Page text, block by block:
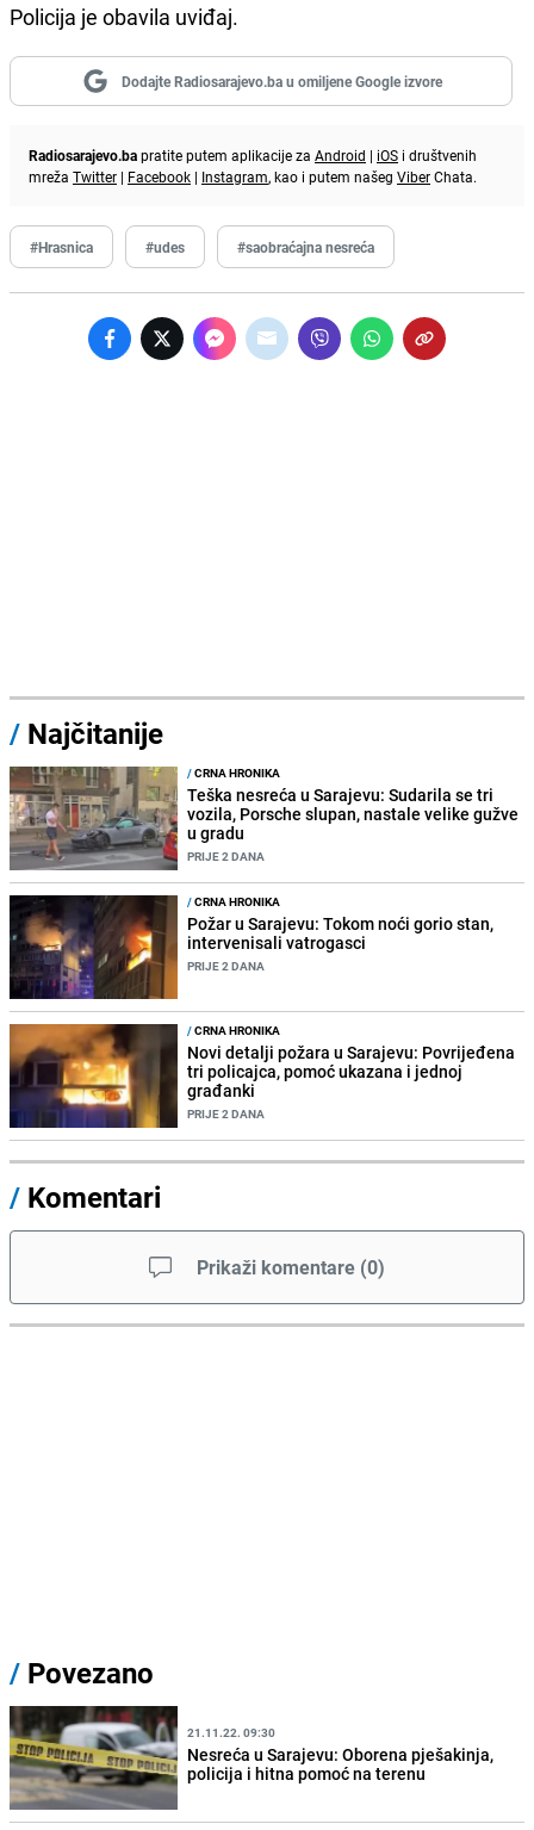
Policija je obavila uviđaj.
Dodajte Radiosarajevo.ba u omiljene Google izvore
Radiosarajevo.bapratite putem aplikacije za Android | iOS i društvenih
mreža Twitter | Facebook | Instagram, kao i putem našeg ViberChata.
#Hrasnica #udes #saobraćajna nesreća
/ Najčitanije
/CRNA HRONIKA
Teška nesreća u Sarajevu: Sudarila se tri
vozila, Porsche slupan, nastale velike gužve
u gradu
PRIJE 2 DANA
/CRNA HRONIKA
Požar u Sarajevu: Tokom noći gorio stan,
intervenisali vatrogasci
PRIJE 2 DANA
/CRNA HRONIKA
Novi detalji požara u Sarajevu: Povrijeđena
tri policajca, pomoć ukazana i jednoj
građanki
PRIJE 2 DANA
/ Komentari
Prikaži komentare (0)
/ Povezano
21.11.22. 09:30
Nesreća u Sarajevu: Oborena pješakinja,
policija i hitna pomoć na terenu